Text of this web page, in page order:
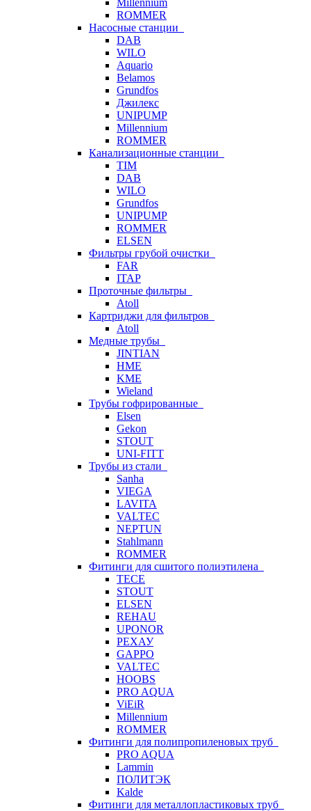
Millennium
ROMMER
Насосные станции
DAB
WILO
Aquario
Belamos
Grundfos
Джилекс
UNIPUMP
Millennium
ROMMER
Канализационные станции
TIM
DAB
WILO
Grundfos
UNIPUMP
ROMMER
ELSEN
Фильтры грубой очистки
FAR
ITAP
Проточные фильтры
Atoll
Картриджи для фильтров
Atoll
Медные трубы
JINTIAN
HME
KME
Wieland
Трубы гофрированные
Elsen
Gekon
STOUT
UNI-FITT
Трубы из стали
Sanha
VIEGA
LAVITA
VALTEC
NEPTUN
Stahlmann
ROMMER
Фитинги для сшитого полиэтилена
TECE
STOUT
ELSEN
REHAU
UPONOR
РЕХАУ
GAPPO
VALTEC
HOOBS
PRO AQUA
ViEiR
Millennium
ROMMER
Фитинги для полипропиленовых труб
PRO AQUA
Lammin
ПОЛИТЭК
Kalde
Фитинги для металлопластиковых труб